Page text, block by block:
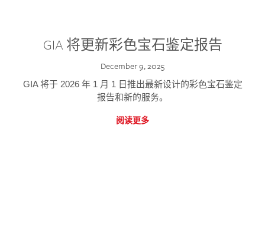
GIA 将更新彩色宝石鉴定报告
December 9, 2025
GIA 将于 2026 年 1 月 1 日推出最新设计的彩色宝石鉴定
报告和新的服务。
阅读更多